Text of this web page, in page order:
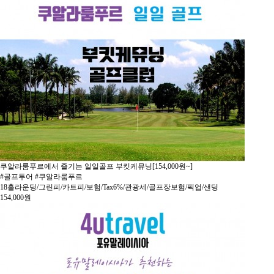
쿠알라룸푸르에서 즐기는 일일골프 부킷케뮤닝[154,000원~]
#골프투어 #쿠알라룸푸르
18홀라운딩/그린피/카트피/보험/Tax6%/관광세/골프장보험/픽업/샌딩
154,000원